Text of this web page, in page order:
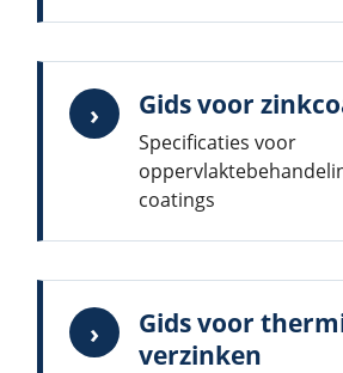
› Gids voor
Specificaties voor
coatings
›
Gids voor
verzinken